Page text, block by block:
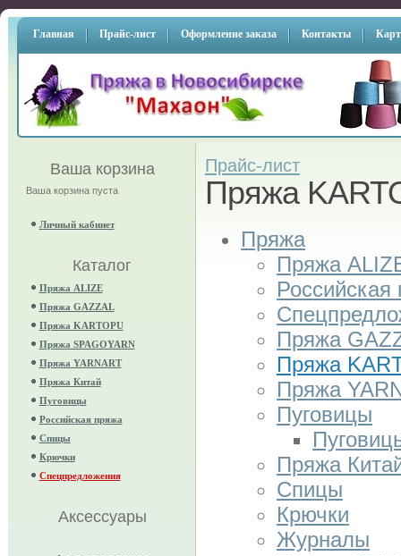
Главная Прайс-лист Оформление заказа Контакты
Ваша корзина
Ваша корзина пуста
Личный кабинет
Каталог
Пряжа ALIZE
Пряжа GAZZAL
Пряжа KARTOPU
Пряжа SPAGOYARN
Пряжа YARNART
Пряжа Китай
Пуговицы
Российская пряжа
Спицы
Крючки
Спецпредложения
Аксессуары
Прайс-лист
Пряжа
Пряжа
Пряжа
Российская
Пряжа
Пряжа
Пряжа
Пуговицы
Пряжа
Спицы
Крючки
Журналы